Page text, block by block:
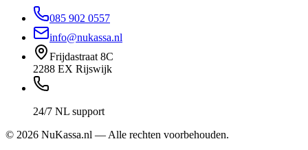
085 902 0557
info@nukassa.nl
Frijdastraat 8C
2288 EX Rijswijk
24/7 NL support
© 2026 NuKassa.nl — Alle rechten voorbehouden.